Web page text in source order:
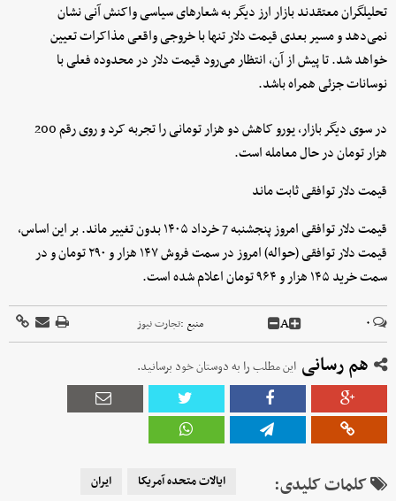
تحلیلگران معتقدند بازار ارز دیگر به شعارهای سیاسی واکنش آنی نشان
نمی‌دهد و مسیر بعدی قیمت دلار تنها با خروجی واقعی مذاکرات تعیین
خواهد شد. تا پیش از آن، انتظار می‌رود قیمت دلار در محدوده فعلی با
نوسانات جزئی همراه باشد.
در سوی دیگر بازار، یورو کاهش دو هزار تومانی را تجربه کرد و روی رقم 200
هزار تومان در حال معامله است.
قیمت دلار توافقی ثابت ماند
‌قیمت دلار توافقی امروز پنجشنبه 7 خرداد ۱۴۰۵ بدون تغییر ماند. بر این اساس،
قیمت دلار توافقی (حواله) امروز در سمت فروش ۱۴۷ هزار و ۲۹۰ تومان و در
سمت خرید ۱۴۵ هزار و ۹۶۴ تومان اعلام شده است.
۰ A منبع :تجارت نیوز
هم رسانی این مطلب را به دوستان خود برسانید.
کلمات کلیدی: ایالات متحده آمریکا
ایران